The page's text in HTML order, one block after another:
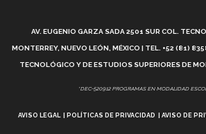
¿Cómo es el Modelo
Vida Tec: Feminismo e
AV. EUGENIO GARZA SADA 2501 SUR COL.
MONTERREY, NUEVO LEÓN, MÉXICO | TEL. +52 (81)
TECNOLÓGICO Y DE ESTUDIOS SUPERIORES DE
*DEC-520912 PROGRAMAS EN MODALIDAD
AVISO LEGAL POLÍTICAS DE PRIVACIDAD AVISO DE